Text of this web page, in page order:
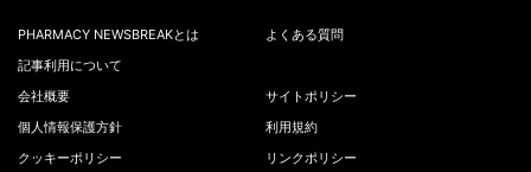
PHARMACY NEWSBREAKとは
よくある質問
記事利用について
会社概要
サイトポリシー
個人情報保護方針
利用規約
クッキーポリシー
リンクポリシー